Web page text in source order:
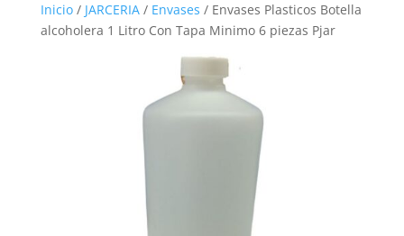
Inicio/ JARCERIA/ Envases / Envases Plasticos Botella
alcoholera 1 Litro Con Tapa Minimo 6 piezas Pjar